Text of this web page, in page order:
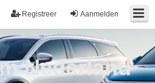
Aanmelden
Registreer
Nederland